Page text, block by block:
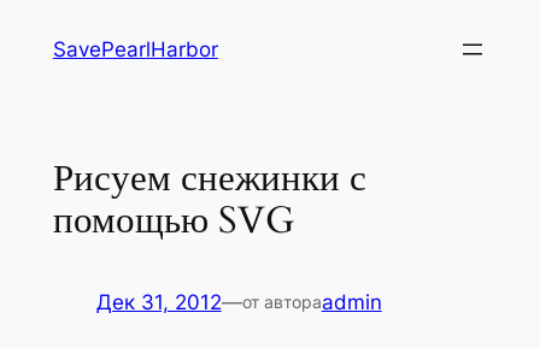
SavePearlHarbor
Рисуем снежинки с
помощью SVG
Дек 31, 2012—от автораadmin